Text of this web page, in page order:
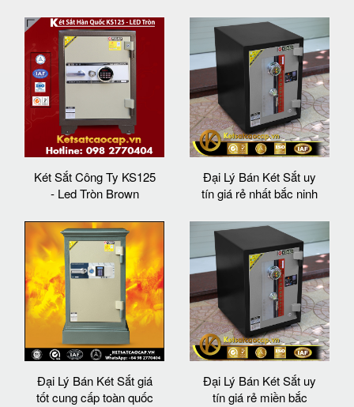
Két Sắt Công Ty KS125
- Led Tròn Brown
Đại Lý Bán Két Sắt uy
tín giá rẻ nhất bắc ninh
Đại Lý Bán Két Sắt giá
tốt cung cấp toàn quốc
Đại Lý Bán Két Sắt uy
tín giá rẻ miền bắc